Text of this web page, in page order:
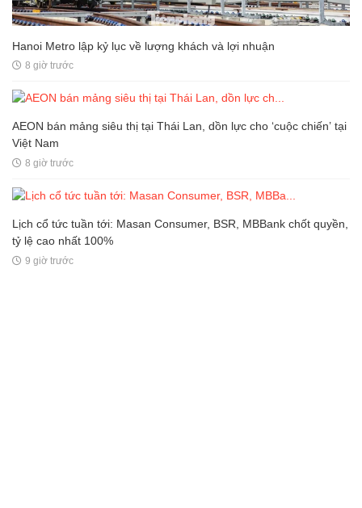
Hanoi Metro lập kỷ lục về lượng khách và lợi nhuận
8 giờ trước
AEON bán mảng siêu thị tại Thái Lan, dồn lực cho ‘cuộc chiến’ tại
Việt Nam
8 giờ trước
Lịch cổ tức tuần tới: Masan Consumer, BSR, MBBank chốt quyền,
tỷ lệ cao nhất 100%
9 giờ trước